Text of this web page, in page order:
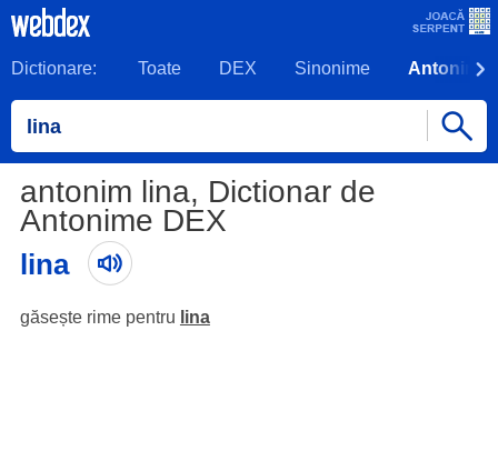
Dictionare: Toate DEX Sinonime Antonime
antonim lina, Dictionar de
Antonime DEX
lina
găsește rime pentru lina